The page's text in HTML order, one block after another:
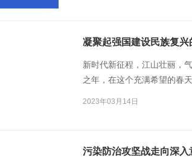
凝聚起强国建设民族复兴
新时代新征程，江山壮丽，
之年，在这个充满希望的春
2023年03月14日
污染防治攻坚战走向深入